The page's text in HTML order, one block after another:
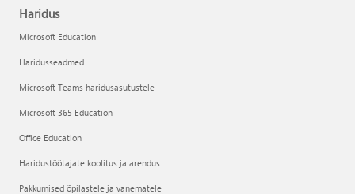
Haridus
Microsoft Education
Haridusseadmed
Microsoft Teams haridusasutustele
Microsoft 365 Education
Office Education
Haridustöötajate koolitus ja arendus
Pakkumised õpilastele ja vanematele